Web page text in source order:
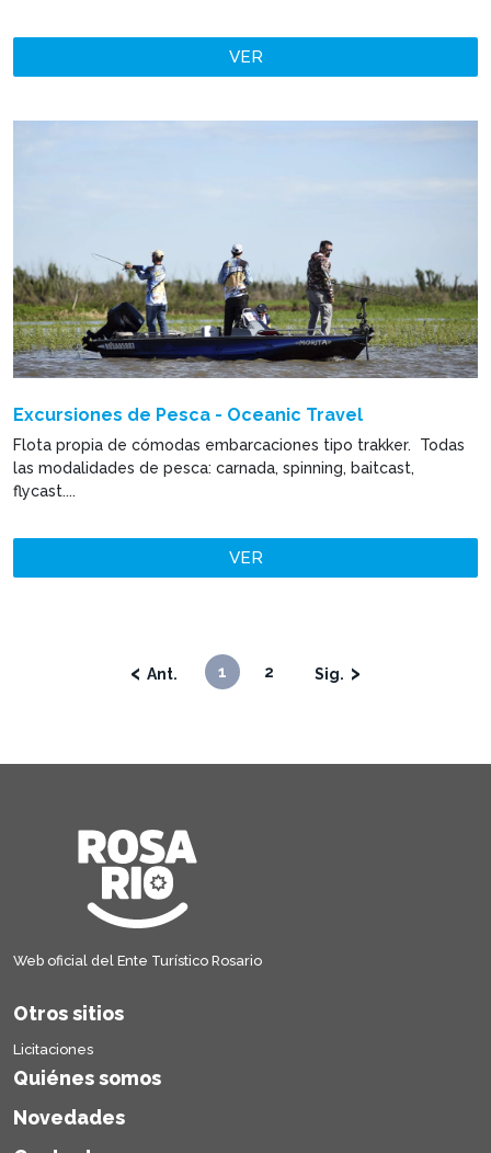
VER
Excursiones de Pesca - Oceanic Travel
Flota propia de cómodas embarcaciones tipo trakker. Todas
las modalidades de pesca: carnada, spinning, baitcast,
flycast....
VER
‹ 1 2 ›
Web oficial del Ente Turístico Rosario
Otros sitios
Licitaciones
Quiénes somos
Novedades